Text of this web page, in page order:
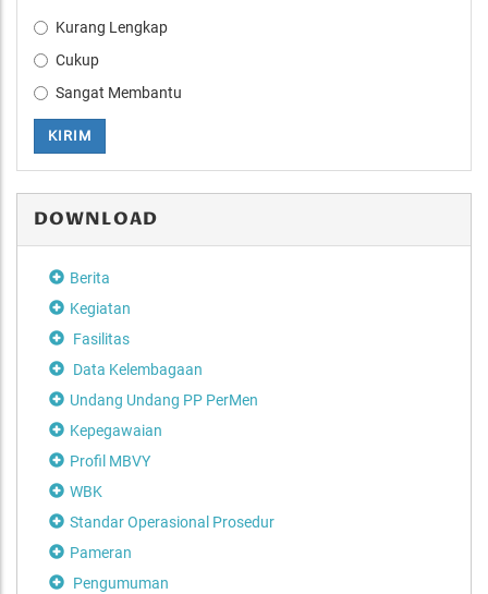
Kurang Lengkap
Cukup
Sangat Membantu
KIRIM
DOWNLOAD
Berita
Kegiatan
Fasilitas
Data Kelembagaan
Undang Undang PP PerMen
Kepegawaian
Profil MBVY
WBK
Standar Operasional Prosedur
Pameran
Pengumuman